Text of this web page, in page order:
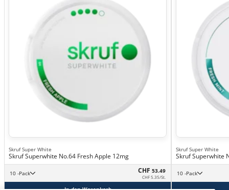
Skruf Super White
Skruf Superwhite No.64 Fresh Apple 12mg
10 -Pack CHF 53.49
CHF 5.35/St.
Skruf Super White
Skruf Superwhite
10 -Pack